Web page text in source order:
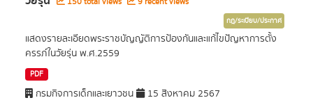
กฎ/ระเบียบ/ประกาศ
แสดงรายละเอียดพระราชบัญญัติการป้องกันและแก้ไขปัญหาการตั้ง
ครรภ์ในวัยรุ่น พ.ศ.2559
PDF
กรมกิจการเด็กและเยาวชน 15 สิงหาคม 2567